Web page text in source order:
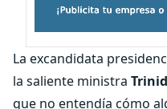
La excandidata
la saliente ministra
que no entendía cómo